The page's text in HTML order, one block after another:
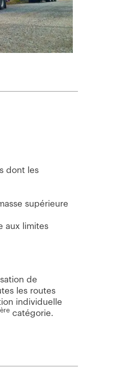
dont les
supérieure
aux limites
de
les routes
individuelle
ère catégorie.